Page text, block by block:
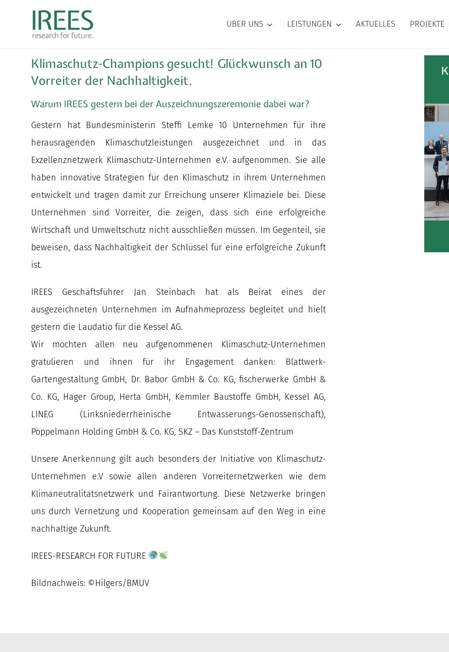
ÜBER UNS LEISTUNGEN AKTUELLES PROJEKTE
Klimaschutz-Champions gesucht! Glückwunsch an 10
Vorreiter der Nachhaltigkeit.
Warum IREES gestern bei der Auszeichnungszeremonie dabei war?
Gestern hat Bundesministerin Steffi Lemke 10 Unternehmen für ihre
herausragenden Klimaschutzleistungen ausgezeichnet und in das
Exzellenznetzwerk Klimaschutz-Unternehmen e.V. aufgenommen. Sie alle
haben innovative Strategien für den Klimaschutz in ihrem Unternehmen
entwickelt und tragen damit zur Erreichung unserer Klimaziele bei. Diese
Unternehmen sind Vorreiter, die zeigen, dass sich eine erfolgreiche
Wirtschaft und Umweltschutz nicht ausschließen müssen. Im Gegenteil, sie
beweisen, dass Nachhaltigkeit der Schlüssel für eine erfolgreiche Zukunft
ist.
IREES Geschäftsführer Jan Steinbach hat als Beirat eines der
ausgezeichneten Unternehmen im Aufnahmeprozess begleitet und hielt
gestern die Laudatio für die Kessel AG.
Wir möchten allen neu aufgenommenen Klimaschutz-Unternehmen
gratulieren und ihnen für ihr Engagement danken: Blattwerk-
Gartengestaltung GmbH, Dr. Babor GmbH & Co. KG, fischerwerke GmbH &
Co. KG, Hager Group, Herta GmbH, Kemmler Baustoffe GmbH, Kessel AG,
LINEG (Linksniederrheinische Entwässerungs-Genossenschaft),
Pöppelmann Holding GmbH & Co. KG, SKZ – Das Kunststoff-Zentrum
Unsere Anerkennung gilt auch besonders der Initiative von Klimaschutz-
Unternehmen e.V sowie allen anderen Vorreiternetzwerken wie dem
Klimaneutralitätsnetzwerk und Fairantwortung. Diese Netzwerke bringen
uns durch Vernetzung und Kooperation gemeinsam auf den Weg in eine
nachhaltige Zukunft.
IREES-RESEARCH FOR FUTURE
Bildnachweis: ©Hilgers/BMUV